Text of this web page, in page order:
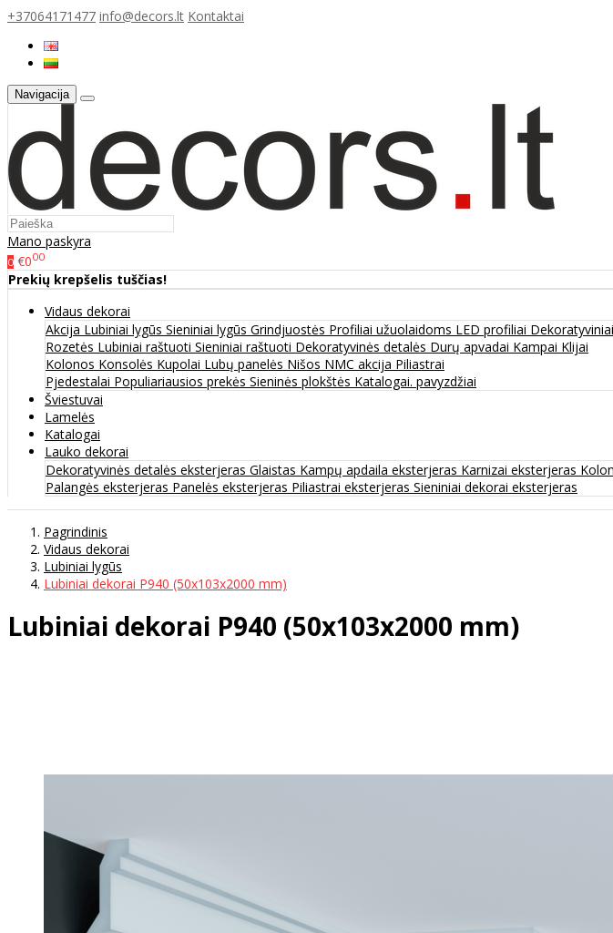
+37064171477 info@decors.lt Kontaktai
Navigacija
Mano paskyra
0 €000
Prekių krepšelis tuščias!
Vidaus dekorai
Akcija Lubiniai lygūs Sieniniai lygūs Grindjuostės Profiliai užuolaidoms LED profiliai
Rozetės Lubiniai raštuoti Sieniniai raštuoti Dekoratyvinės detalės Durų apvadai Kampai Klijai
Kolonos Konsolės Kupolai Lubų panelės Nišos NMC akcija Piliastrai
Pjedestalai Populiariausios prekės Sieninės plokštės Katalogai. pavyzdžiai
Šviestuvai
Lamelės
Katalogai
Lauko dekorai
Dekoratyvinės detalės eksterjeras Glaistas Kampų apdaila eksterjeras Karnizai eksterjeras
Palangės eksterjeras Panelės eksterjeras Piliastrai eksterjeras Sieniniai dekorai eksterjeras
Pagrindinis
Vidaus dekorai
Lubiniai lygūs
Lubiniai dekorai P940 (50x103x2000 mm)
Lubiniai dekorai P940 (50x103x2000 mm)